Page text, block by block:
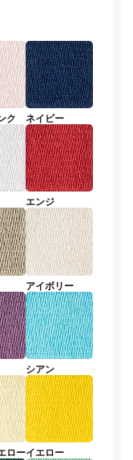
ク ネイビー
エンジ
アイボリー
シアン
ローイエロー